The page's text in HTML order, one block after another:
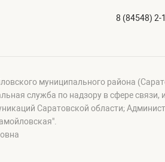
8 (84548) 2-
муниципального района
служба по надзору в сфере
Саратовской области;